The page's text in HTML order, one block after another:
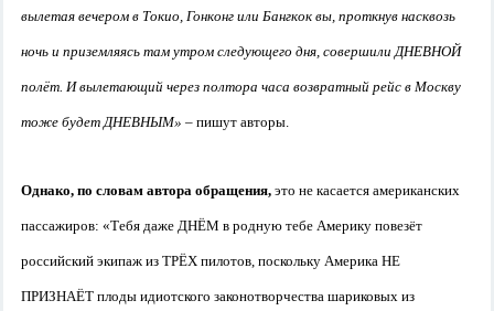
вылетая вечером в Токио, Гонконг или Бангкок вы, проткнув насквозь
ночь и приземляясь там утром следующего дня, совершили ДНЕВНОЙ
полёт. И вылетающий через полтора часа возвратный рейс в Москву
тоже будет ДНЕВНЫМ» – пишут авторы.
Однако, по словам автора обращения, это не касается американских
пассажиров: «Тебя даже ДНЁМ в родную тебе Америку повезёт
российский экипаж из ТРЁХ пилотов, поскольку Америка НЕ
ПРИЗНАЁТ плоды идиотского законотворчества шариковых из